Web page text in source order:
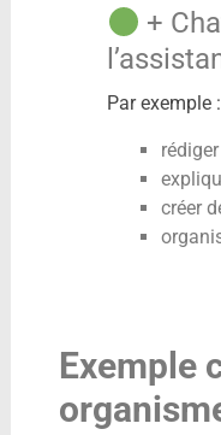
+
Par exemple :
créer
Exemple